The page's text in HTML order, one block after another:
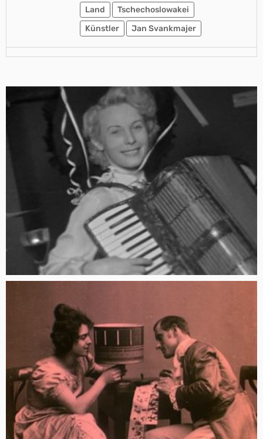
Land
Tschechoslowakei
Künstler
Jan Svankmajer